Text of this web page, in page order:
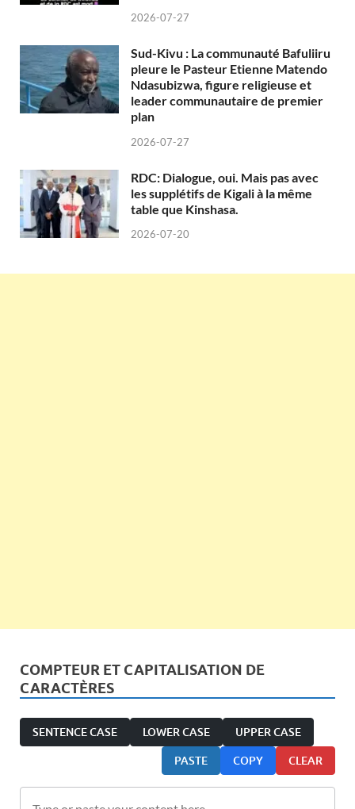
2026-07-27
Sud-Kivu : La communauté Bafuliiru
pleure le Pasteur Etienne Matendo
Ndasubizwa, figure religieuse et
leader communautaire de premier
plan
2026-07-27
RDC: Dialogue, oui. Mais pas avec
les supplétifs de Kigali à la même
table que Kinshasa.
2026-07-20
COMPTEUR ET CAPITALISATION DE
CARACTÈRES
SENTENCE CASE LOWER CASE UPPER CASE
PASTE COPY CLEAR